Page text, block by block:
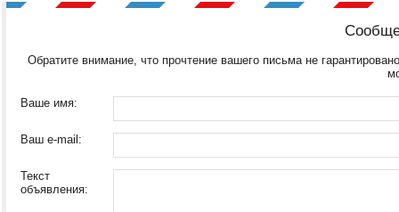
Обратите внимание, что прочтение вашего письма не
Ваше имя:
Ваш e-mail:
Текст
объявления: